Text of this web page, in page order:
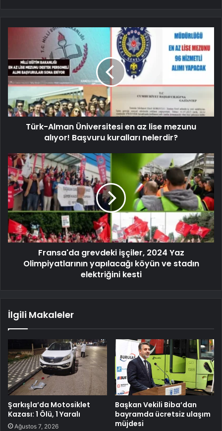
Türk-Alman Üniversitesi en az lise mezunu
alıyor! Başvuru kuralları nelerdir?
Fransa'da grevdeki işçiler, 2024 Yaz
Olimpiyatlarının yapılacağı köyün ve stadın
elektriğini kesti
İlgili Makaleler
Şarkışla’da Motosiklet
Kazası: 1 Ölü, 1 Yaralı
Ağustos 7, 2026
Başkan Vekili Biba’dan
bayramda ücretsiz ulaşım
müjdesi